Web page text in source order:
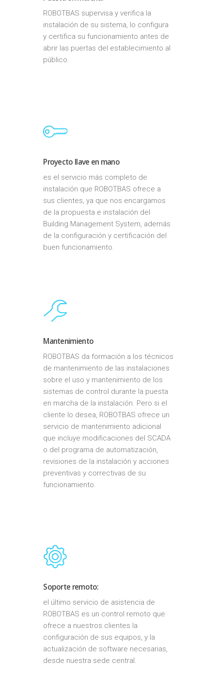
ROBOTBAS supervisa y verifica la
instalación de su sistema, lo configura
y certifica su funcionamiento antes de
abrir las puertas del establecimiento al
público.
Proyecto llave en mano
es el servicio más completo de
instalación que ROBOTBAS ofrece a
sus clientes, ya que nos encargamos
de la propuesta e instalación del
Building Management System, además
de la configuración y certificación del
buen funcionamiento.
Mantenimiento
ROBOTBAS da formación a los técnicos
de mantenimiento de las instalaciones
sobre el uso y mantenimiento de los
sistemas de control durante la puesta
en marcha de la instalación. Pero si el
cliente lo desea, ROBOTBAS ofrece un
servicio de mantenimiento adicional
que incluye modificaciones del SCADA
o del programa de automatización,
revisiones de la instalación y acciones
preventivas y correctivas de su
funcionamiento.
Soporte remoto:
el último servicio de asistencia de
ROBOTBAS es un control remoto que
ofrece a nuestros clientes la
configuración de sus equipos, y la
actualización de software necesarias,
desde nuestra sede central.